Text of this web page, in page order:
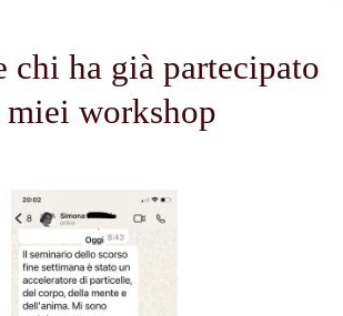
chi ha già partecipato
miei workshop